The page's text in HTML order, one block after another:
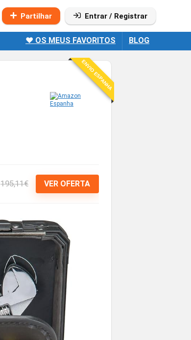
Partilhar Entrar / Registrar
❤️ OS MEUS FAVORITOS BLOG
ENVIO ESPANHA
195,11€ VER OFERTA